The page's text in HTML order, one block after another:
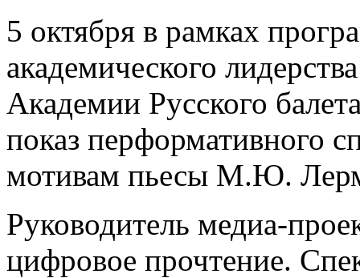
5 октября в рамках
академического
Академии Русского
показ перформативного
мотивам пьесы М.Ю.
Руководитель медиа-
цифровое прочтение.